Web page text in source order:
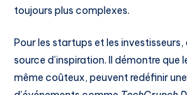
toujours plus complexes.
Pour les startups et les
source d’inspiration. Il démontre que
même coûteux, peuvent redéfinir